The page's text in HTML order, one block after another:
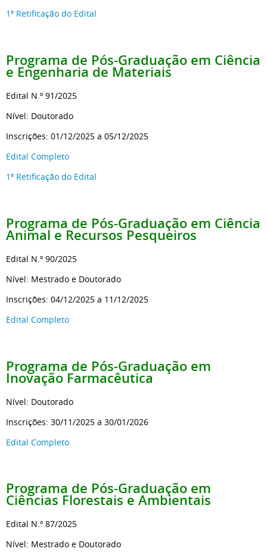
1ª Retificação do Edital
Programa de Pós-Graduação em Ciência
e Engenharia de Materiais
Edital N.º 91/2025
Nível: Doutorado
Inscrições: 01/12/2025 a 05/12/2025
Edital Completo
1ª Retificação do Edital
Programa de Pós-Graduação em Ciência
Animal e Recursos Pesqueiros
Edital N.º 90/2025
Nível: Mestrado e Doutorado
Inscrições: 04/12/2025 a 11/12/2025
Edital Completo
Programa de Pós-Graduação em
Inovação Farmacêutica
Nível: Doutorado
Inscrições: 30/11/2025 a 30/01/2026
Edital Completo
Programa de Pós-Graduação em
Ciências Florestais e Ambientais
Edital N.º 87/2025
Nível: Mestrado e Doutorado